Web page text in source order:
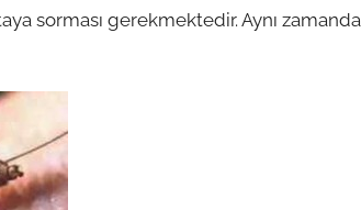
sorması gerekmektedir. Aynı zamanda